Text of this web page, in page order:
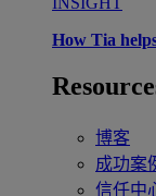
How Tia
博客
成功案
信任中